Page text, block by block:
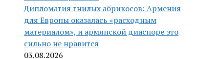
Дипломатия гнилых абрикосов: Армения
для Европы оказалась «расходным
материалом», и армянской диаспоре это
сильно не нравится
03.08.2026